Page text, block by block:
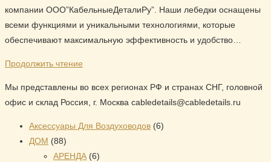
компании ООО”КабельныеДеталиРу”. Наши лебедки оснащены
всеми функциями и уникальными технологиями, которые
обеспечивают максимальную эффективность и удобство…
Продолжить чтение
Мы представлены во всех регионах РФ и странах СНГ, головной
офис и склад Россия, г. Москва cabledetails@cabledetails.ru
Аксессуары Для Воздуховодов 66
ДОМ 8888
товаров
АРЕНДА 66